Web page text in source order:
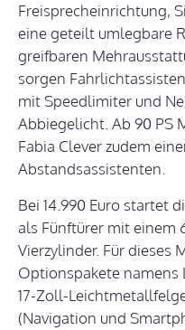
Freisprecheinrichtung,
eine geteilt umlegbare
greifbaren
sorgen
mit Speedlimiter und
Abbiegelicht. Ab 90 PS
Fabia Clever zudem
Abstandsassistenten.
Bei 14.990 Euro startet
als Fünftürer mit einem
Vierzylinder. Für dieses
Optionspakete namens
17-Zoll-
(Navigation und